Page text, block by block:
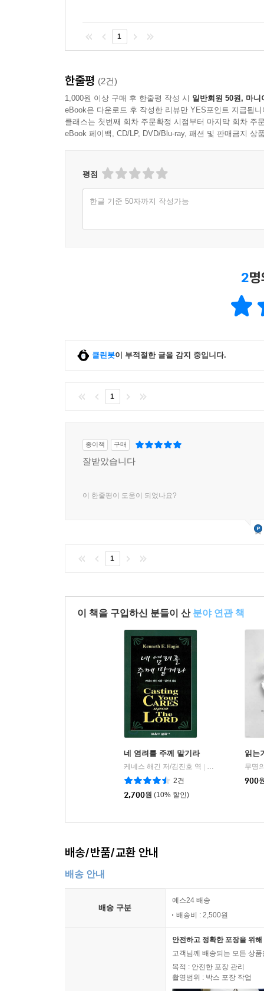
1
한줄평 (2건)
1,000원 이상 구매 후 한줄평 작성 시 일반회원 50원, 마니
eBook은 다운로드 후 작성한 리뷰만 YES포인트 지급됩니
클래스는 첫번째 회차 주문확정 시점부터 마지막 회차 주
eBook 페이백, CD/LP, DVD/Blu-ray, 패션 및 판매금지 상
평점
한글 기준 50자까지 작성가능
2
클린봇이 부적절한 글을 감지 중입니다.
1
종이책 구매
잘받았습니다
이 한줄평이 도움이 되었나요?
1
이 책을 구입하신 분들이 산 분야 연관 책
네 염려를 주께 맡기라
케네스 해긴 저/김진호 역
믿음의말씀사
2건
2,700원 (10% 할인)
읽는
무명
900
배송/반품/교환 안내
배송 안내
배송 구분
예스24 배송
배송비 : 2,500원
안전하고 정확한 포장을 위
고객님께 배송되는 모든 상
목적 : 안전한 포장 관리
촬영범위 : 박스 포장 작업